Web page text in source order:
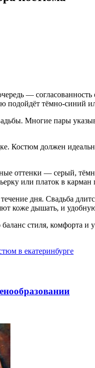
—
подойдёт тёмно-синий
Многие пары
Костюм должен
оттенки — серый,
или платок в
дня. Свадьба
коже дышать, и
стиля, комфорта и
в екатеринбурге